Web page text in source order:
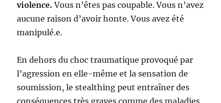
violence. Vous n’êtes pas coupable. Vous n’avez
aucune raison d’avoir honte. Vous avez été
manipulé.e.
En dehors du choc traumatique provoqué par
l’agression en elle-même et la sensation de
soumission, le stealthing peut entraîner des